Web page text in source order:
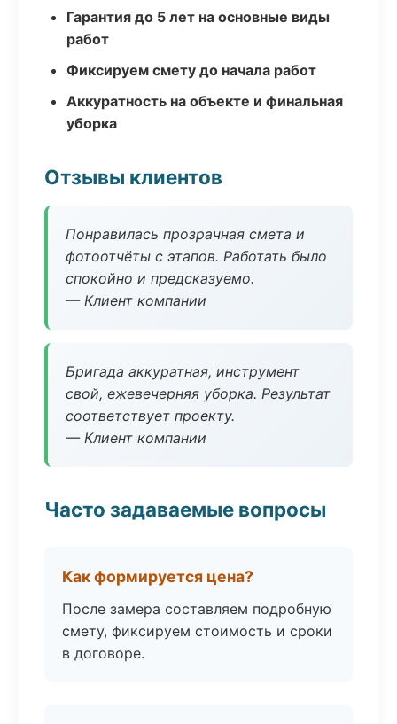
Гарантия до 5 лет на основные виды
работ
Фиксируем смету до начала работ
Аккуратность на объекте и финальная
уборка
Отзывы клиентов
Понравилась прозрачная смета и
фотоотчёты с этапов. Работать было
спокойно и предсказуемо.
— Клиент компании
Бригада аккуратная, инструмент
свой, ежевечерняя уборка. Результат
соответствует проекту.
— Клиент компании
Часто задаваемые вопросы
Как формируется цена?
После замера составляем подробную
смету, фиксируем стоимость и сроки
в договоре.